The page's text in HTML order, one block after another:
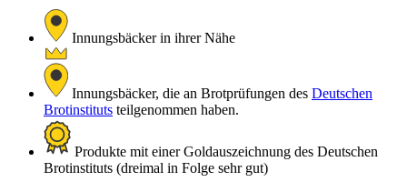
Innungsbäcker in ihrer Nähe
Innungsbäcker, die an Brotprüfungen des Deutschen
Brotinstituts teilgenommen haben.
Produkte mit einer Goldauszeichnung des Deutschen
Brotinstituts (dreimal in Folge sehr gut)